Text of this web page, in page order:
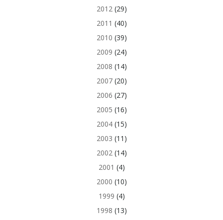
2012(29)
2011 (40)
2010 (39)
2009 (24)
2008 (14)
2007(20)
2006 (27)
2005 (16)
2004(15)
2003 (11)
2002(14)
2001 (4)
2000 (10)
1999 (4)
1998 (13)